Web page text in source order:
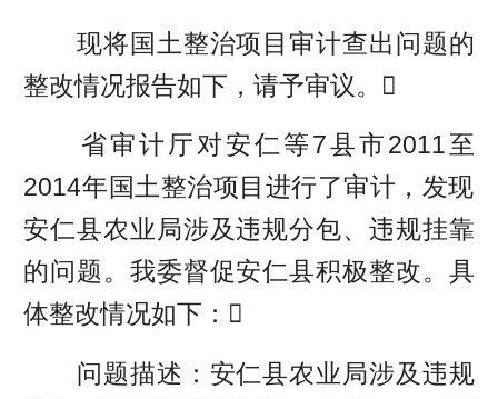
现将国土整治项目审计查出问题的
整改情况报告如下，请予审议。
省审计厅对安仁等7县市2011至
2014年国土整治项目进行了审计，发现
安仁县农业局涉及违规分包、违规挂靠
的问题。我委督促安仁县积极整改。具
体整改情况如下：
问题描述：安仁县农业局涉及违规